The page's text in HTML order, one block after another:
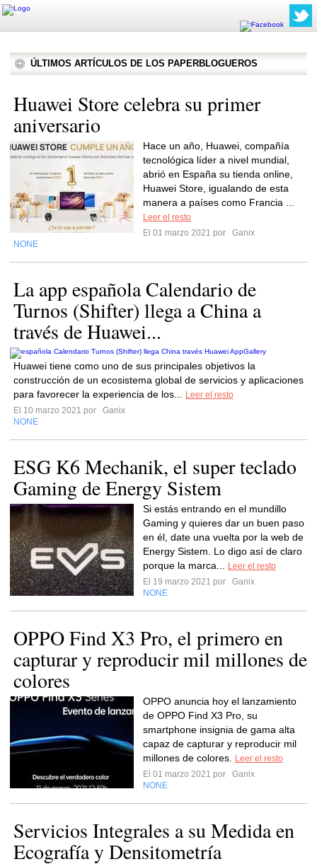
ÚLTIMOS ARTÍCULOS DE LOS PAPERBLOGUEROS
Huawei Store celebra su primer
aniversario
Hace un año, Huawei, compañía
tecnológica líder a nivel mundial,
abrió en España su tienda online,
Huawei Store, igualando de esta
manera a países como Francia ...
Leer el resto
El 01 marzo 2021 por
Ganix
NONE
La app española Calendario de
Turnos (Shifter) llega a China a
través de Huawei...
Huawei tiene como uno de sus principales objetivos la
construcción de un ecosistema global de servicios y aplicaciones
para favorecer la experiencia de los...
Leer el resto
El 10 marzo 2021 por
Ganix
NONE
ESG K6 Mechanik, el super teclado
Gaming de Energy Sistem
Si estás entrando en el mundillo
Gaming y quieres dar un buen paso
en él, date una vuelta por la web de
Energy Sistem. Lo digo así de claro
porque la marca...
Leer el resto
El 19 marzo 2021 por
Ganix
NONE
OPPO Find X3 Pro, el primero en
capturar y reproducir mil millones de
colores
OPPO anuncia hoy el lanzamiento
de OPPO Find X3 Pro, su
smartphone insignia de gama alta
capaz de capturar y reproducir mil
millones de colores.
Leer el resto
El 01 marzo 2021 por
Ganix
NONE
Servicios Integrales a su Medida en
Ecografía y Densitometría